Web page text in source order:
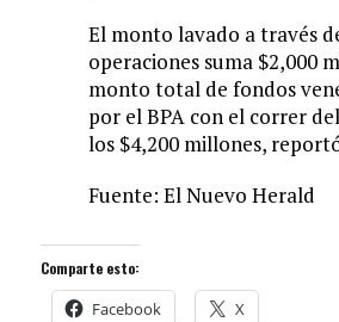
El monto lavado a través
operaciones suma $2,000
monto total de fondos
por el BPA con el correr
los $4,200 millones,
Fuente: El Nuevo Herald
Comparte esto:
Facebook X